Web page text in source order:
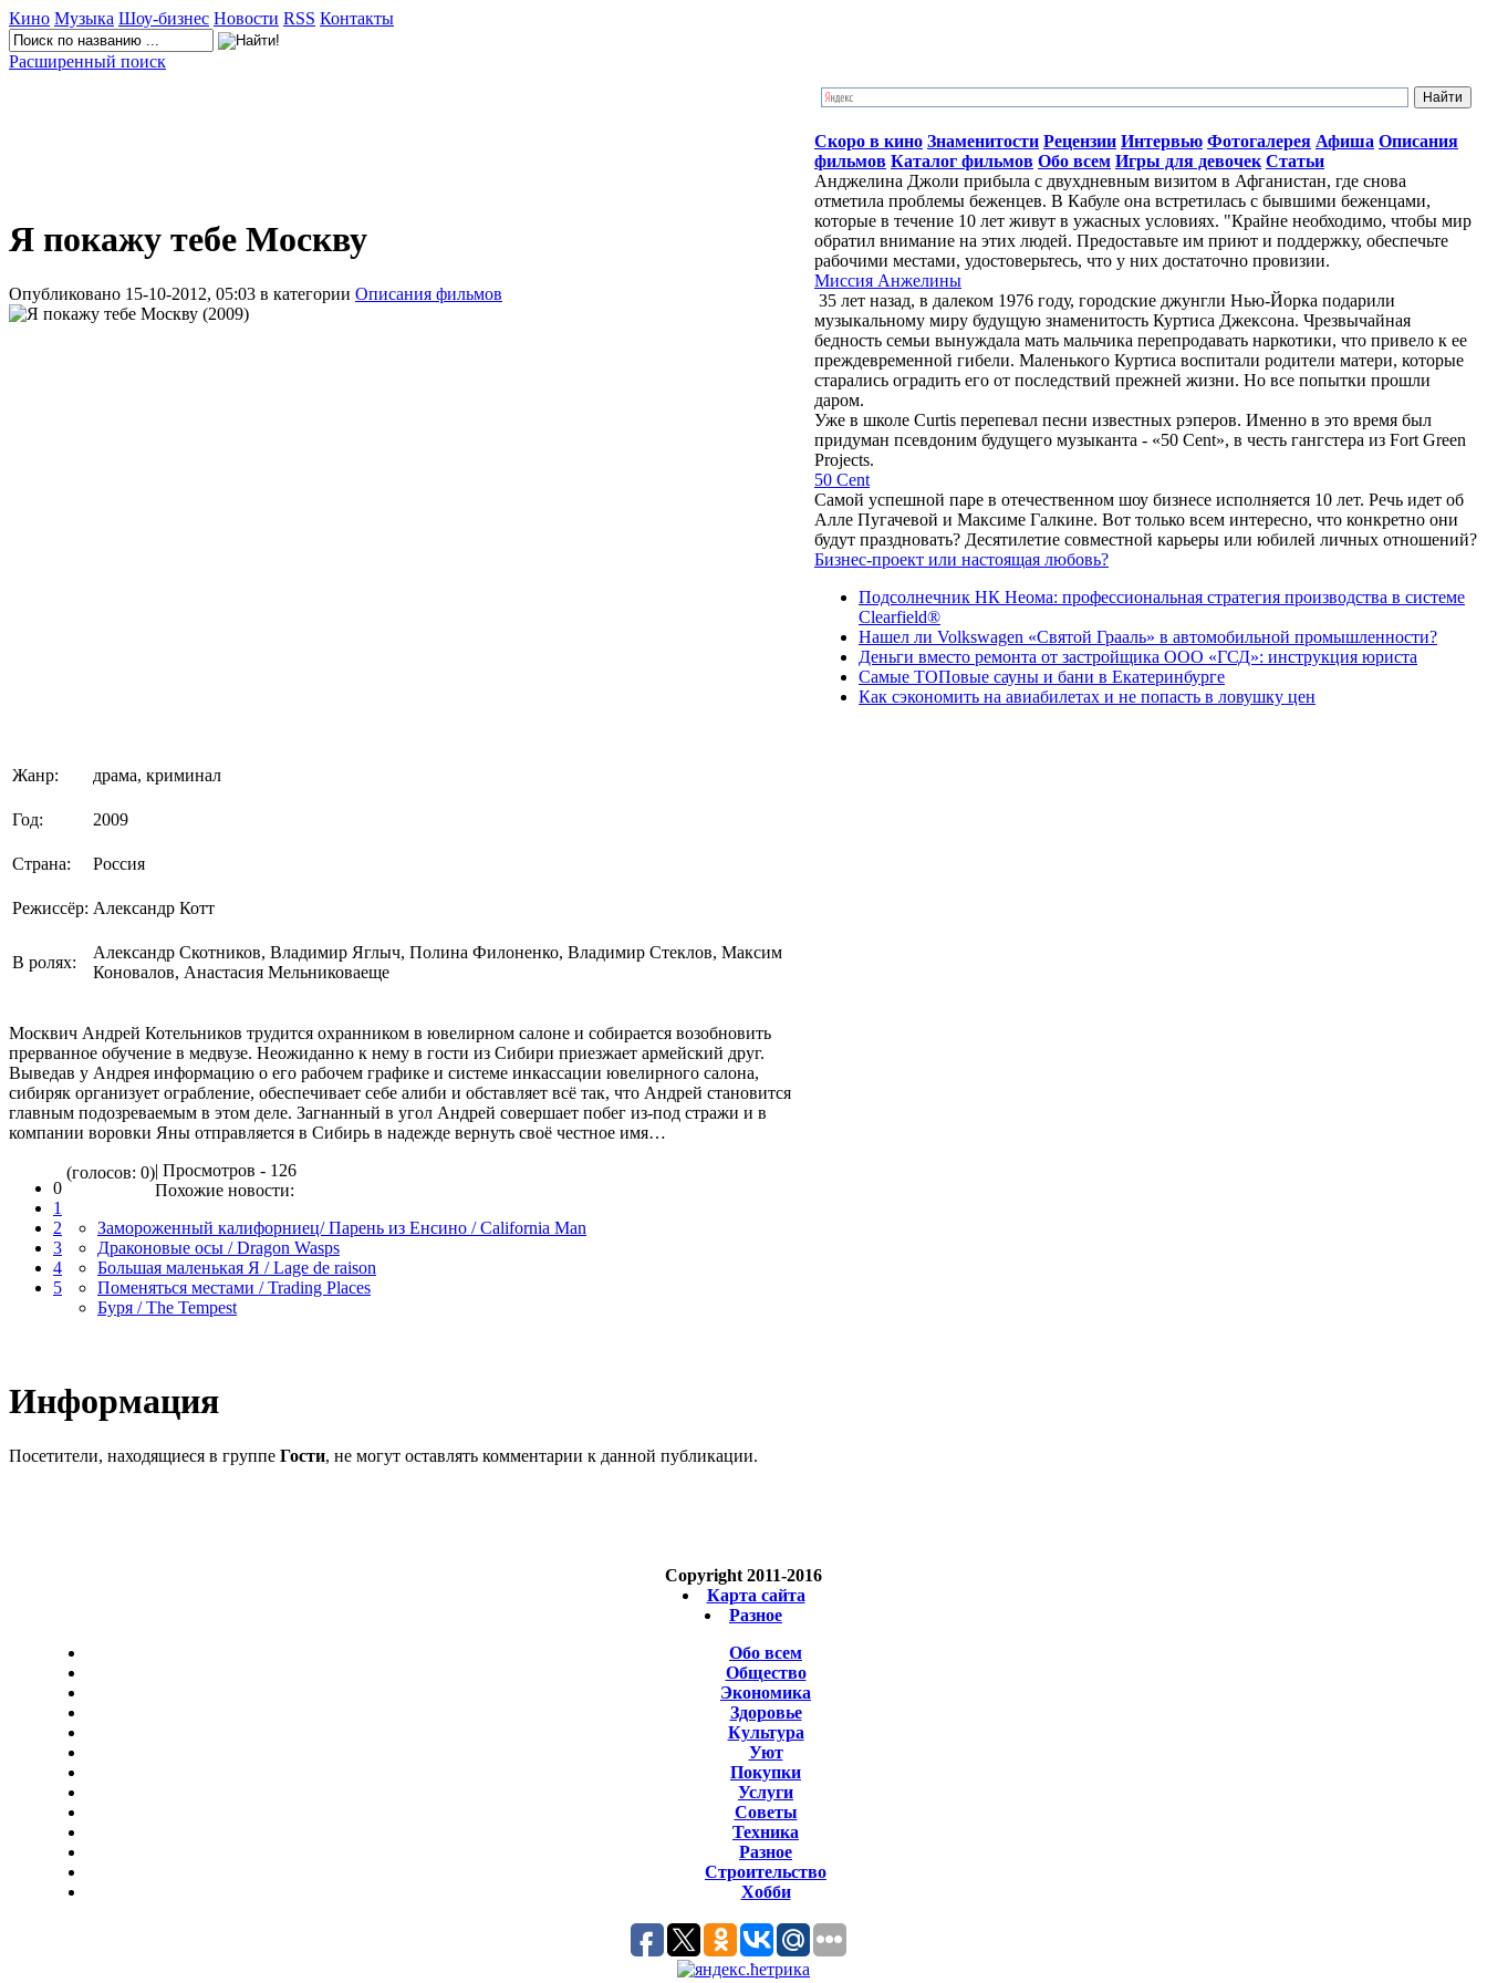
Кино Музыка Шоу-бизнес Новости RSS Контакты
Расширенный поиск
Я покажу тебе Москву
Опубликовано 15-10-2012, 05:03 в категории Описания фильмов
Жанр: драма, криминал
Год: 2009
Страна: Россия
Режиссёр: Александр Котт
В ролях:
Александр Скотников, Владимир Яглыч, Полина Филоненко, Владимир Стеклов, Максим
Коновалов, Анастасия Мельниковаеще
Москвич Андрей Котельников трудится охранником в ювелирном салоне и собирается возобновить
прерванное обучение в медвузе. Неожиданно к нему в гости из Сибири приезжает армейский друг.
Выведав у Андрея информацию о его рабочем графике и системе инкассации ювелирного салона,
сибиряк организует ограбление, обеспечивает себе алиби и обставляет всё так, что Андрей становится
главным подозреваемым в этом деле. Загнанный в угол Андрей совершает побег из-под стражи и в
компании воровки Яны отправляется в Сибирь в надежде вернуть своё честное имя…
0
1
2
3
4
5
(голосов: 0)| Просмотров - 126
Похожие новости:
Замороженный калифорниец/ Парень из Енсино / California Man
Драконовые осы / Dragon Wasps
Большая маленькая Я / Lage de raison
Поменяться местами / Trading Places
Буря / The Tempest
Информация
Посетители, находящиеся в группе Гости, не могут оставлять комментарии к данной публикации.
Скоро в кино Знаменитости Рецензии Интервью Фотогалерея Афиша Описания
фильмов Каталог фильмов Обо всем Игры для девочек Статьи
Анджелина Джоли прибыла с двухдневным визитом в Афганистан, где снова
отметила проблемы беженцев. В Кабуле она встретилась с бывшими беженцами,
которые в течение 10 лет живут в ужасных условиях. "Крайне необходимо, чтобы мир
обратил внимание на этих людей. Предоставьте им приют и поддержку, обеспечьте
рабочими местами, удостоверьтесь, что у них достаточно провизии.
Миссия Анжелины
35 лет назад, в далеком 1976 году, городские джунгли Нью-Йорка подарили
музыкальному миру будущую знаменитость Куртиса Джексона. Чрезвычайная
бедность семьи вынуждала мать мальчика перепродавать наркотики, что привело к ее
преждевременной гибели. Маленького Куртиса воспитали родители матери, которые
старались оградить его от последствий прежней жизни. Но все попытки прошли
даром.
Уже в школе Curtis перепевал песни известных рэперов. Именно в это время был
придуман псевдоним будущего музыканта - «50 Cent», в честь гангстера из Fort Green
Projects.
50 Cent
Самой успешной паре в отечественном шоу бизнесе исполняется 10 лет. Речь идет об
Алле Пугачевой и Максиме Галкине. Вот только всем интересно, что конкретно они
будут праздновать? Десятилетие совместной карьеры или юбилей личных отношений?
Бизнес-проект или настоящая любовь?
Подсолнечник НК Неома: профессиональная стратегия производства в системе
Clearfield®
Нашел ли Volkswagen «Святой Грааль» в автомобильной промышленности?
Деньги вместо ремонта от застройщика ООО «ГСД»: инструкция юриста
Самые ТОПовые сауны и бани в Екатеринбурге
Как сэкономить на авиабилетах и не попасть в ловушку цен
Copyright 2011-2016
Карта сайта
Разное
Обо всем
Общество
Экономика
Здоровье
Культура
Уют
Покупки
Услуги
Советы
Техника
Разное
Строительство
Хобби